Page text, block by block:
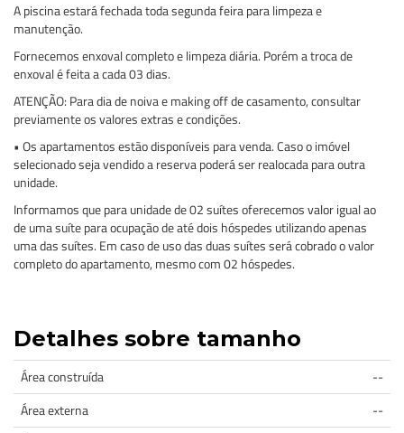
A piscina estará fechada toda segunda feira para limpeza e
manutenção.
Fornecemos enxoval completo e limpeza diária. Porém a troca de
enxoval é feita a cada 03 dias.
ATENÇÃO: Para dia de noiva e making off de casamento, consultar
previamente os valores extras e condições.
• Os apartamentos estão disponíveis para venda. Caso o imóvel
selecionado seja vendido a reserva poderá ser realocada para outra
unidade.
Informamos que para unidade de 02 suítes oferecemos valor igual ao
de uma suíte para ocupação de até dois hóspedes utilizando apenas
uma das suítes. Em caso de uso das duas suítes será cobrado o valor
completo do apartamento, mesmo com 02 hóspedes.
Detalhes sobre tamanho
Área construída
--
Área externa
--